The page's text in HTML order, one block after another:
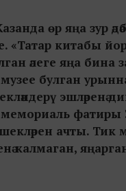
өр яңа зур
«Татар китабы
әлеге яңа бина
булган
эшләренә
фатиры
ачты. Тик
калмаган,